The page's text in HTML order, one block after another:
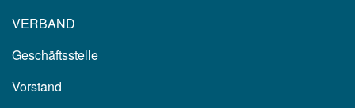
VERBAND
Geschäftsstelle
Vorstand